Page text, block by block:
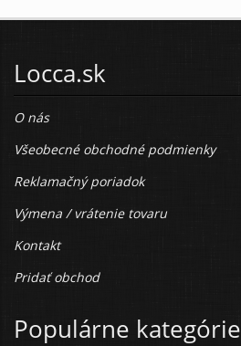
Locca.sk
O nás
Všeobecné obchodné podmienky
Reklamačný poriadok
Výmena / vrátenie tovaru
Kontakt
Pridať obchod
Populárne kategórie